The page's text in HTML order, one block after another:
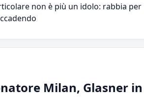
non è più un idolo: rabbia
Milan, Glasner